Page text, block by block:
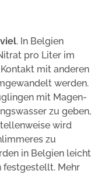
. In Belgien
pro Liter im
mit anderen
werden.
mit Magen-
zu geben,
wird
zu
in Belgien leicht
festgestellt. Mehr